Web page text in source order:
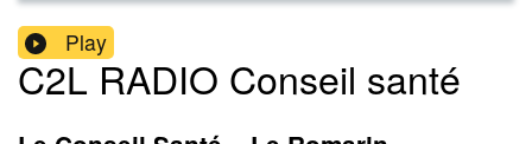
Play
C2L RADIO Conseil santé